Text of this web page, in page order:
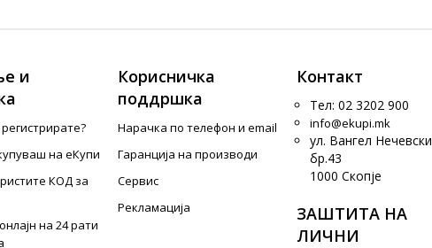
и
на еКупи
КОД за
на 24 рати
Корисничка
поддршка
Нарачка по телефон и еmail
Гаранција на производи
Сервис
Рекламација
Контакт
Тел: 02 3202 900
info@ekupi.mk
ул. Вангел Нечевски
бр.43
1000 Скопје
ЗАШТИТА НА
ЛИЧНИ